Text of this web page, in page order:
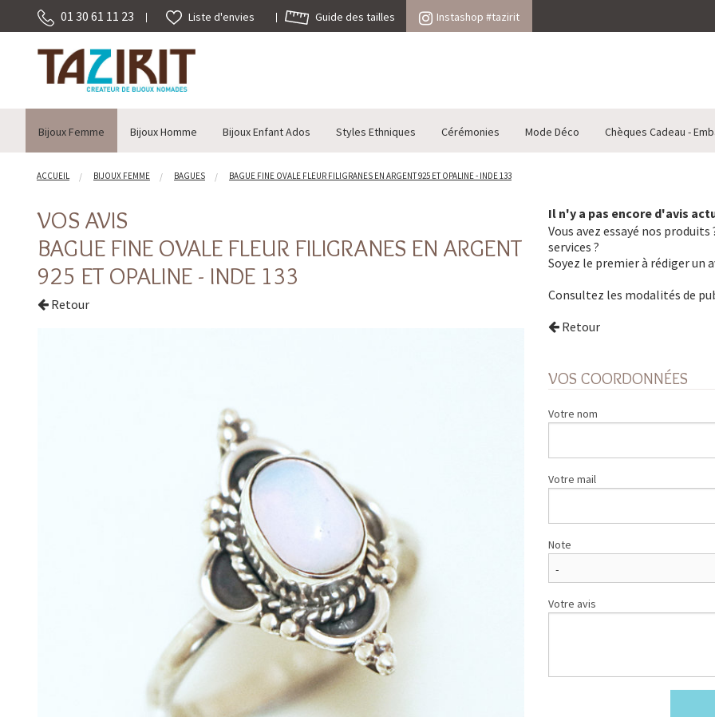
01 30 61 11 23 Liste d'envies Guide des tailles Instashop #tazirit
Bijoux Femme Bijoux Homme Bijoux Enfant Ados Styles Ethniques Cérémonies Mode Déco Chèques Cadeau -
ACCUEIL BIJOUX FEMME BAGUES BAGUE FINE OVALE FLEUR FILIGRANES EN ARGENT 925 ET OPALINE - INDE 133
VOS AVIS
BAGUE FINE OVALE FLEUR FILIGRANES EN ARGENT
925 ET OPALINE - INDE 133
Retour
Il n'y a pas encore d'avis
Vous avez essayé nos
services ?
Soyez le premier à rédiger
Consultez les modalités de
Retour
VOS COORDONNÉES
Votre nom
Votre mail
Note
Votre avis